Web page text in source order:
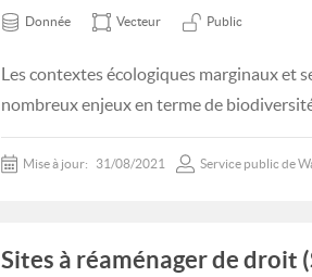
Donnée Vecteur Public
Les contextes écologiques marginaux et
nombreux enjeux en terme de
Mise à jour: 31/08/2021 Service public de
Sites à réaménager de droit